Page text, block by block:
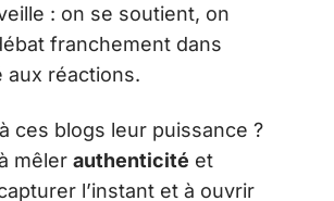
: on se soutient, on
franchement dans
aux réactions.
ces blogs leur puissance ?
mêler authenticité et
l’instant et à ouvrir